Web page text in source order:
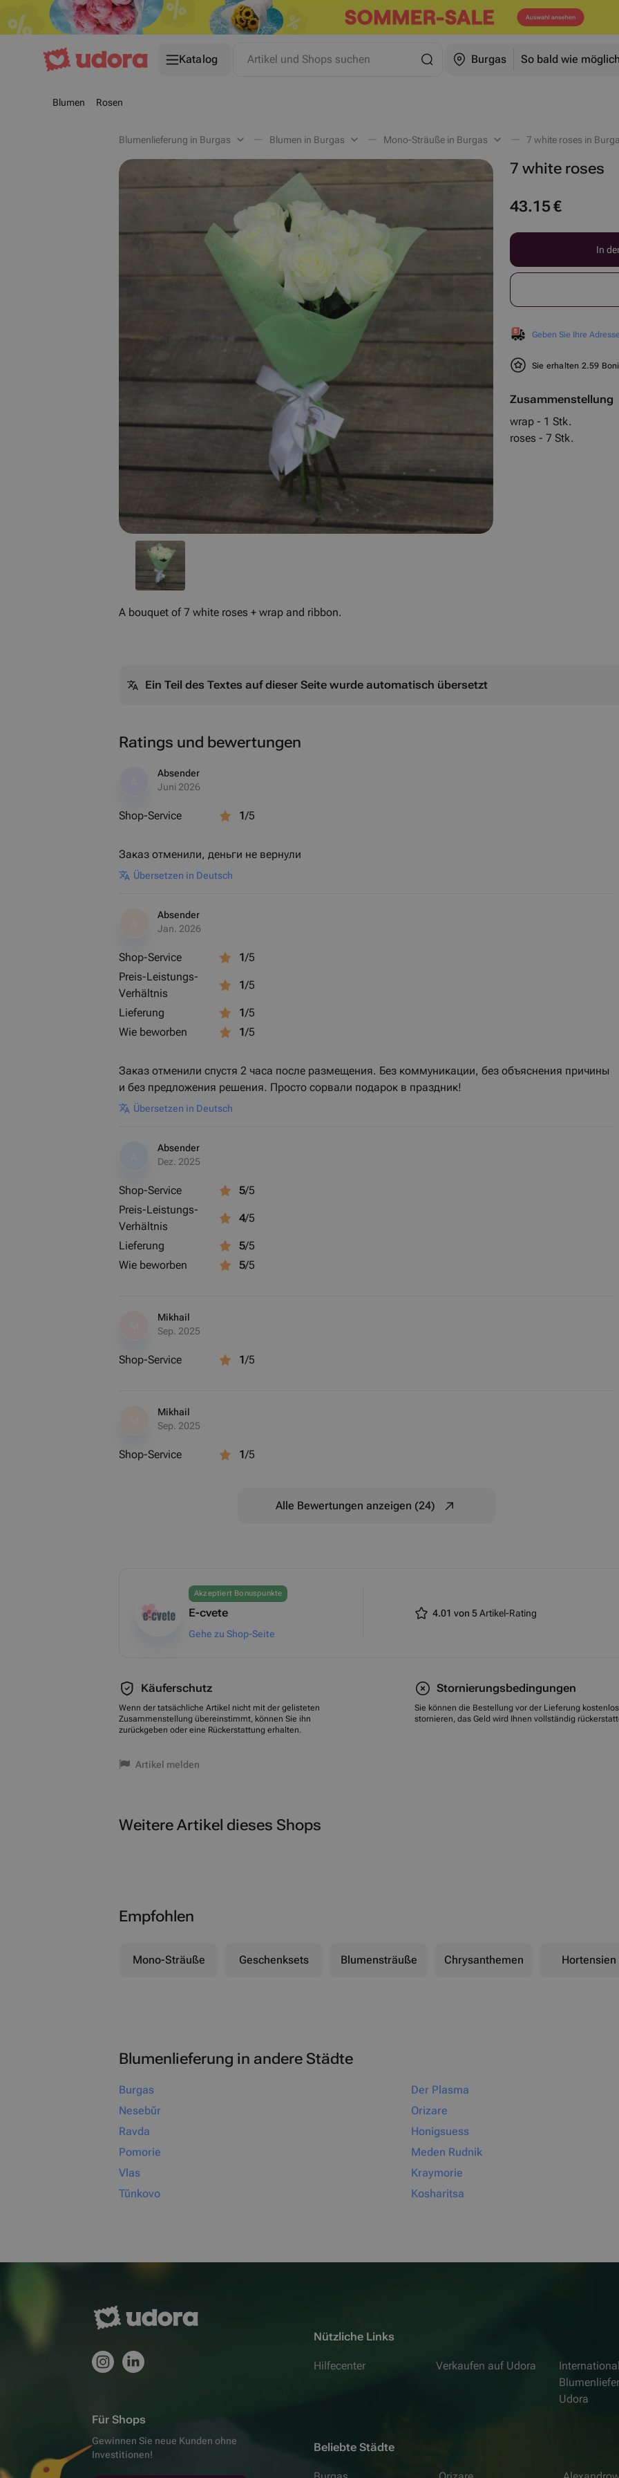
Katalog Artikel und Shops suchen Burgas So bald wie
Blumen Rosen
Blumenlieferung in Burgas Blumen in Burgas Mono-Sträuße in Burgas 7 white roses in
7 white roses
43.15€
In
Geben Sie Ihre
Sie erhalten 2.59
Zusammenstellung
wrap - 1 Stk.
roses - 7 Stk.
A bouquet of 7 white roses + wrap and ribbon.
Ein Teil des Textes auf dieser Seite wurde automatisch übersetzt
Ratings und bewertungen
Absender
Juni 2026
Shop-Service 1/5
Заказ отменили, деньги не вернули
Übersetzen in Deutsch
Absender
Jan. 2026
Shop-Service 1/5
Preis-Leistungs-
Verhältnis
1/5
Lieferung 1/5
Wie beworben
1/5
Заказ отменили спустя 2 часа после размещения. Без коммуникации, без объяснения причины
и без предложения решения. Просто сорвали подарок в праздник!
Übersetzen in Deutsch
Absender
Dez. 2025
Shop-Service 5/5
Preis-Leistungs-
Verhältnis
4/5
Lieferung 5/5
Wie beworben
5/5
Mikhail
Sep. 2025
Shop-Service 1/5
Mikhail
Sep. 2025
Shop-Service 1/5
Alle Bewertungen anzeigen (24)
Akzeptiert Bonuspunkte
E-cvete
Gehe zu Shop-Seite
4.01 von 5Artikel-Rating
Käuferschutz
Wenn der tatsächliche Artikel nicht mit der gelisteten
Zusammenstellung übereinstimmt, können Sie ihn
zurückgeben oder eine Rückerstattung erhalten.
Stornierungsbedingungen
Sie können die Bestellung vor der Lieferung kostenlos
stornieren, das Geld wird Ihnen vollständig
Artikel melden
Weitere Artikel dieses Shops
Empfohlen
Mono-Sträuße Geschenksets Blumensträuße Chrysanthemen Hortensien
Blumenlieferung in andere Städte
Burgas
Nesebŭr
Ravda
Pomorie
Vlas
Tŭnkovo
Der Plasma
Orizare
Honigsuess
Meden Rudnik
Kraymorie
Kosharitsa
Für Shops
Gewinnen Sie neue Kunden ohne
Investitionen!
Nützliche Links
Hilfecenter Verkaufen auf Udora
Udora
Beliebte Städte